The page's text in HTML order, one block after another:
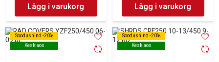
Lägg i varukorg Lägg i varukorg
Soodushind -20%
Kesklaos
Soodushind -20%
Kesklaos
Soodushind -20%
Kesklaos
Soodushind -20%
Kesklaos